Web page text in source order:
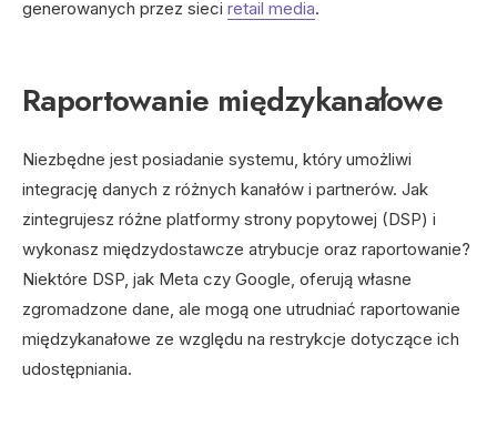
generowanych przez sieci retail media.
Raportowanie międzykanałowe
Niezbędne jest posiadanie systemu, który umożliwi
integrację danych z różnych kanałów i partnerów. Jak
zintegrujesz różne platformy strony popytowej (DSP) i
wykonasz międzydostawcze atrybucje oraz raportowanie?
Niektóre DSP, jak Meta czy Google, oferują własne
zgromadzone dane, ale mogą one utrudniać raportowanie
międzykanałowe ze względu na restrykcje dotyczące ich
udostępniania.